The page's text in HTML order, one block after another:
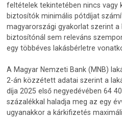
feltételek tekintetében nincs vagy
biztosítók minimális pótdíjat
magyarországi gyakorlat szerint
biztosítónál sem releváns
egy többéves lakásbérletre
A Magyar Nemzeti Bank (MNB)
2-án közzétett adatai szerint a
díja 2025 első negyedévében 64
százalékkal haladja meg az egy
ugyanakkor a kárkifizetés